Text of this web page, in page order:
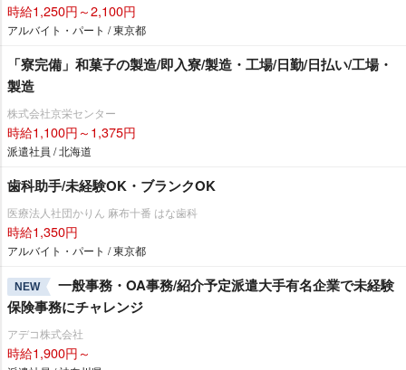
時給1,250円～2,100円
アルバイト・パート / 東京都
「寮完備」和菓子の製造/即入寮/製造・工場/日勤/日払い/工場・
製造
株式会社京栄センター
時給1,100円～1,375円
派遣社員 / 北海道
歯科助手/未経験OK・ブランクOK
医療法人社団かりん 麻布十番 はな歯科
時給1,350円
アルバイト・パート / 東京都
NEW
一般事務・OA事務/紹介予定派遣大手有名企業で未経験
保険事務にチャレンジ
アデコ株式会社
時給1,900円～